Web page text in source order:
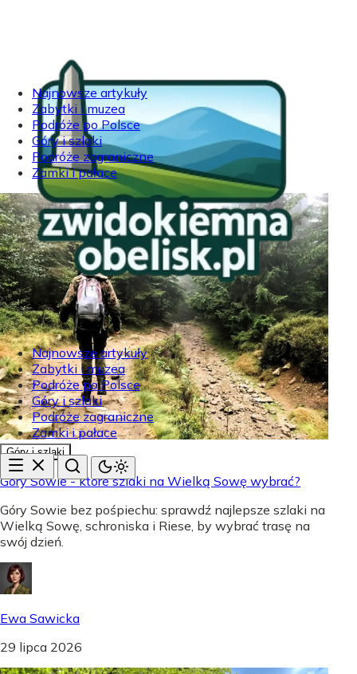
Najnowsze artykuły
Zabytki i muzea
Podróże po Polsce
Góry i szlaki
Podróże zagraniczne
Zamki i pałace
Najnowsze artykuły
Zabytki i muzea
Podróże po Polsce
Góry i szlaki
Podróże zagraniczne
Zamki i pałace
Góry i szlaki
Góry Sowie - które szlaki na Wielką Sowę wybrać?
Góry Sowie bez pośpiechu: sprawdź najlepsze szlaki na
Wielką Sowę, schroniska i Riese, by wybrać trasę na
swój dzień.
Ewa Sawicka
29 lipca 2026